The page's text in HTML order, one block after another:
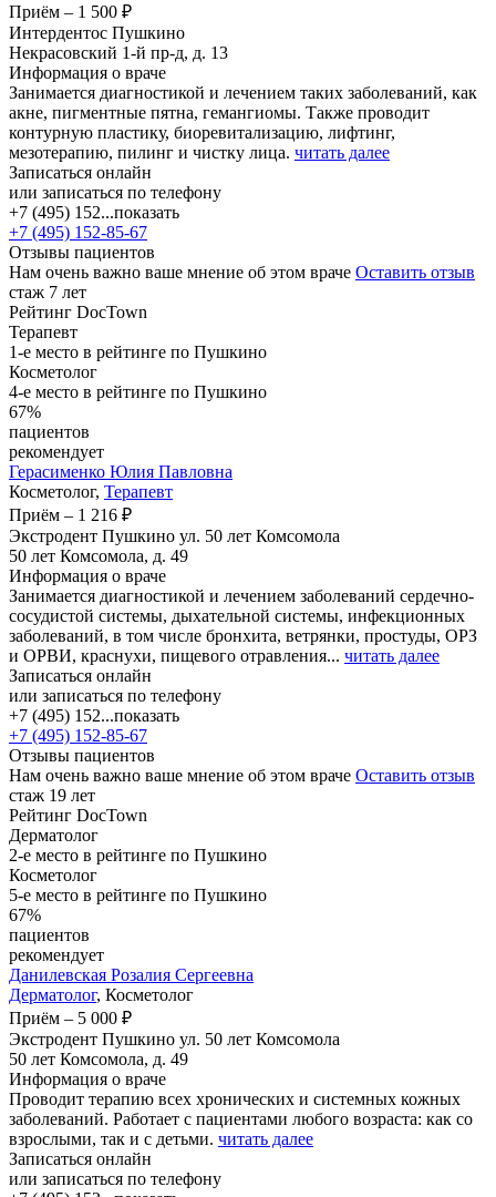
Приём – 1 500 ₽
Интердентос Пушкино
Некрасовский 1-й пр-д, д. 13
Информация о враче
Занимается диагностикой и лечением таких заболеваний, как
акне, пигментные пятна, гемангиомы. Также проводит
контурную пластику, биоревитализацию, лифтинг,
мезотерапию, пилинг и чистку лица. читать далее
Записаться онлайн
или записаться по телефону
+7 (495) 152...показать
+7 (495) 152-85-67
Отзывы пациентов
Нам очень важно ваше мнение об этом враче Оставить отзыв
стаж 7 лет
Рейтинг DocTown
Терапевт
1-е место в рейтинге по Пушкино
Косметолог
4-е место в рейтинге по Пушкино
67%
пациентов
рекомендует
Герасименко Юлия Павловна
Косметолог, Терапевт
Приём – 1 216 ₽
Экстродент Пушкино ул. 50 лет Комсомола
50 лет Комсомола, д. 49
Информация о враче
Занимается диагностикой и лечением заболеваний сердечно-
сосудистой системы, дыхательной системы, инфекционных
заболеваний, в том числе бронхита, ветрянки, простуды, ОРЗ
и ОРВИ, краснухи, пищевого отравления... читать далее
Записаться онлайн
или записаться по телефону
+7 (495) 152...показать
+7 (495) 152-85-67
Отзывы пациентов
Нам очень важно ваше мнение об этом враче Оставить отзыв
стаж 19 лет
Рейтинг DocTown
Дерматолог
2-е место в рейтинге по Пушкино
Косметолог
5-е место в рейтинге по Пушкино
67%
пациентов
рекомендует
Данилевская Розалия Сергеевна
Дерматолог, Косметолог
Приём – 5 000 ₽
Экстродент Пушкино ул. 50 лет Комсомола
50 лет Комсомола, д. 49
Информация о враче
Проводит терапию всех хронических и системных кожных
заболеваний. Работает с пациентами любого возраста: как со
взрослыми, так и с детьми. читать далее
Записаться онлайн
или записаться по телефону